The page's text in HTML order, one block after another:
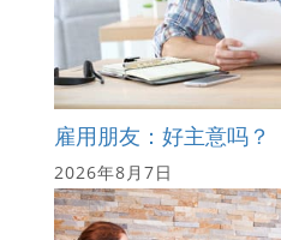
雇用朋友：好主意吗？
2026年8月7日